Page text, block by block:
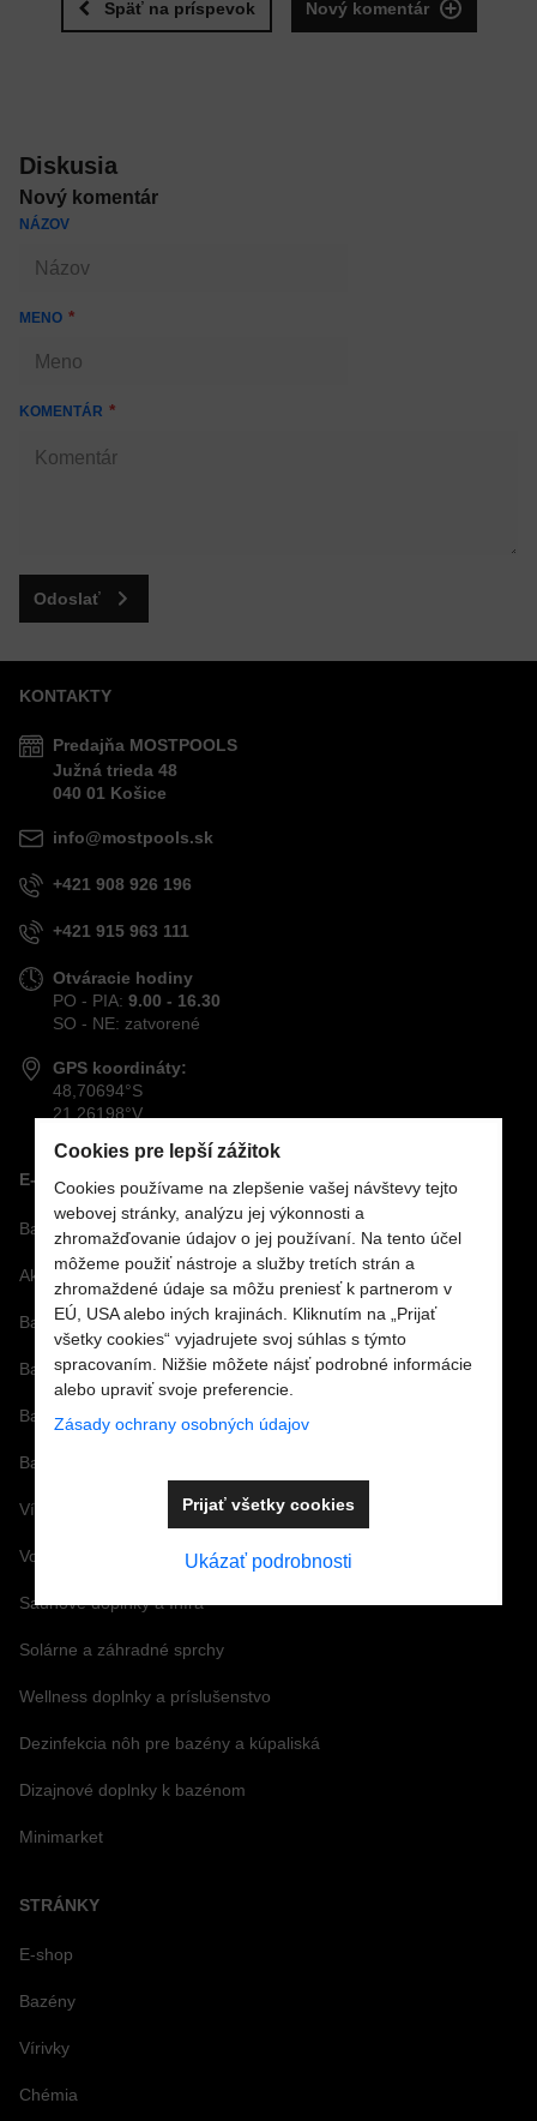
Späť na príspevok Nový komentár
Diskusia
Nový komentár
NÁZOV
MENO
KOMENTÁR
Odoslať
KONTAKTY
Predajňa MOSTPOOLS
Južná trieda 48
040 01 Košice
info@mostpools.sk
+421 908 926 196
+421 915 963 111
Otváracie hodiny
PO - PIA: 9.00 - 16.30
SO - NE: zatvorené
GPS koordináty:
48,70694°S
21,26198°V
E-SHOP
Bazénová technológia
Akcie
Bazénové sety
Bazénové fólie
Bazénové príslušenstvo
Bazénová chémia a vírivková chémia
Vírivky a príslušenstvo
Vonné arómy a esencie
Saunové doplnky a Infra
Solárne a záhradné sprchy
Wellness doplnky a príslušenstvo
Dezinfekcia nôh pre bazény a kúpaliská
Dizajnové doplnky k bazénom
Minimarket
STRÁNKY
E-shop
Bazény
Vírivky
Chémia
Cookies pre lepší zážitok
Cookies používame na zlepšenie vašej návštevy tejto
webovej stránky, analýzu jej výkonnosti a
zhromažďovanie údajov o jej používaní. Na tento účel
môžeme použiť nástroje a služby tretích strán a
zhromaždené údaje sa môžu preniesť k partnerom v
EÚ, USA alebo iných krajinách. Kliknutím na „Prijať
všetky cookies“ vyjadrujete svoj súhlas s týmto
spracovaním. Nižšie môžete nájsť podrobné informácie
alebo upraviť svoje preferencie.
Zásady ochrany osobných údajov
Ukázať podrobnosti
Prijať všetky cookies